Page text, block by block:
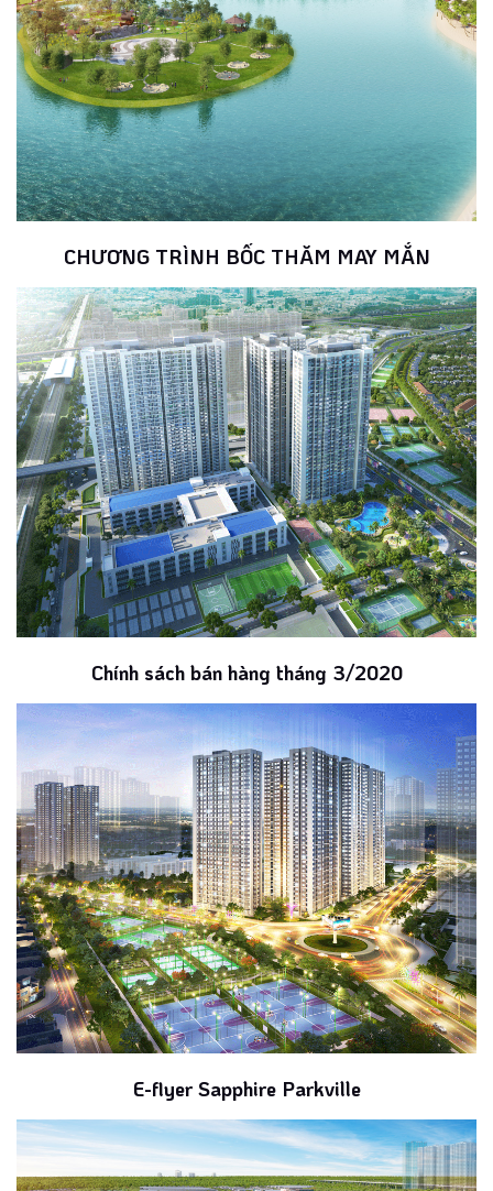
CHƯƠNG TRÌNH BỐC THĂM MAY MẮN
Chính sách bán hàng tháng 3/2020
E-flyer Sapphire Parkville